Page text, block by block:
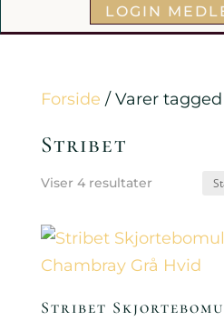
LOGIN
Forside / Varer tagged
Stribet
Viser 4 resultater
Stribet